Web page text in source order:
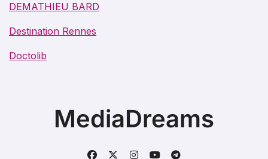
DEMATHIEU BARD
Destination Rennes
Doctolib
MediaDreams